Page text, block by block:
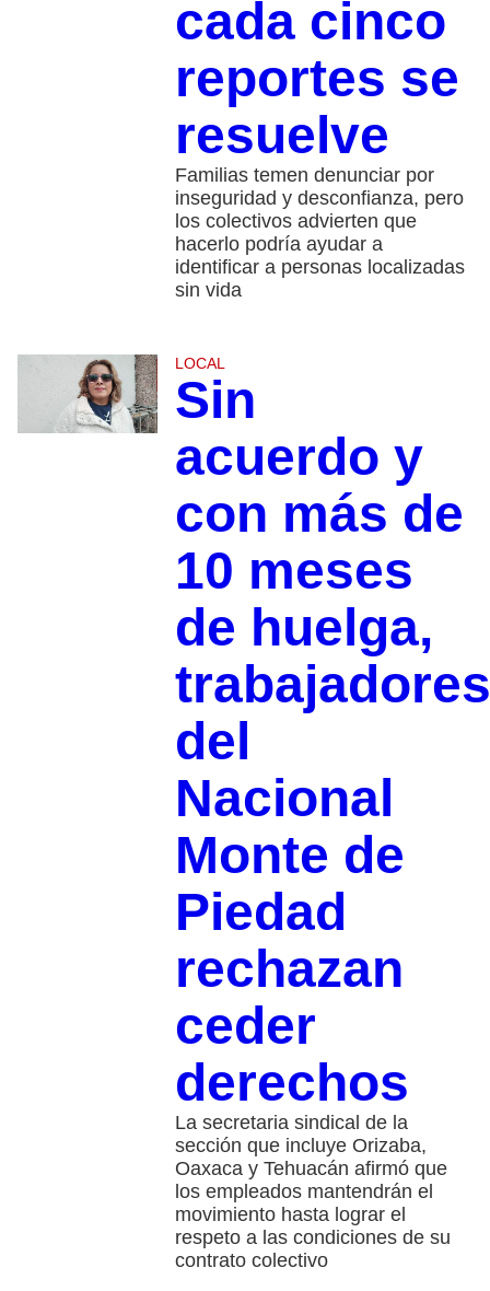
cada cinco
reportes se
resuelve
Familias temen denunciar por
inseguridad y desconfianza, pero
los colectivos advierten que
hacerlo podría ayudar a
identificar a personas localizadas
sin vida
LOCAL
Sin
acuerdo y
con más de
10 meses
de huelga,
trabajadores
del
Nacional
Monte de
Piedad
rechazan
ceder
derechos
La secretaria sindical de la
sección que incluye Orizaba,
Oaxaca y Tehuacán afirmó que
los empleados mantendrán el
movimiento hasta lograr el
respeto a las condiciones de su
contrato colectivo